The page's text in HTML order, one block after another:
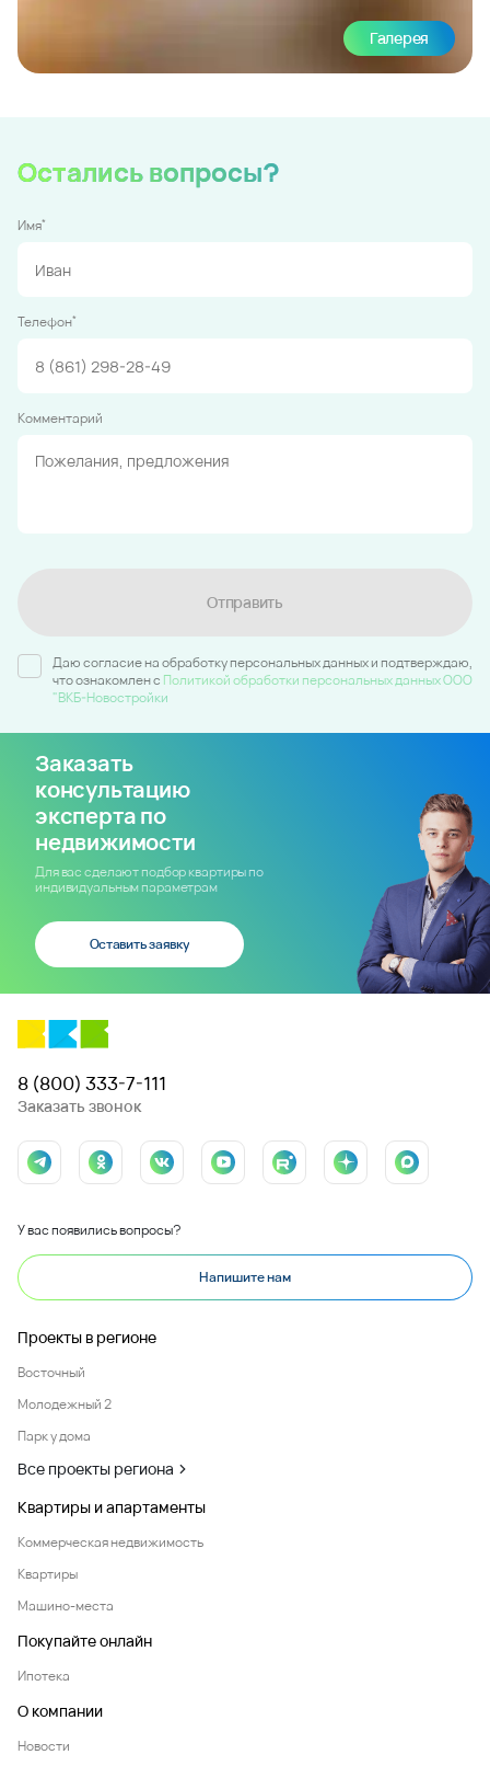
Галерея
Остались вопросы?
Имя*
Телефон*
Комментарий
Отправить
Даю согласие на обработку персональных данных и подтверждаю,
что ознакомлен c Политикой обработки персональных данных ООО
"ВКБ-Новостройки
Заказать
консультацию
эксперта по
недвижимости
Для вас сделают подбор квартиры по
индивидуальным параметрам
Оставить заявку
8 (800) 333-7-111
Заказать звонок
У вас появились вопросы?
Напишите нам
Проекты в регионе
Восточный
Молодежный 2
Парк у дома
Все проекты региона
Квартиры и апартаменты
Коммерческая недвижимость
Квартиры
Машино-места
Покупайте онлайн
Ипотека
О компании
Новости